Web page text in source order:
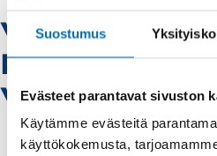
Suostumus
Evästeet parantavat sivuston
Käytämme evästeitä
käyttökokemusta,
Volkswagen-
kajaani -
Vaihtoautot